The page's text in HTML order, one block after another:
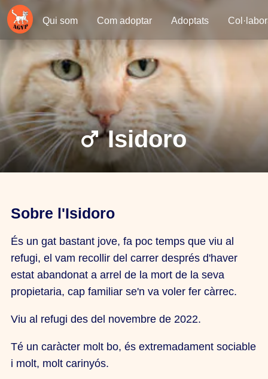
Qui som Com adoptar Adoptats
Isidoro
Sobre l'Isidoro
És un gat bastant jove, fa poc temps que viu al
refugi, el vam recollir del carrer després d'haver
estat abandonat a arrel de la mort de la seva
propietaria, cap familiar se'n va voler fer càrrec.
Viu al refugi des del novembre de 2022.
Té un caràcter molt bo, és extremadament sociable
i molt, molt carinyós.